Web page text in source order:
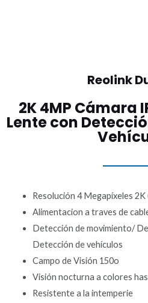
Reolink
2K 4MP Cámara
Lente con
Resolución 4 Megapíxeles
Alimentacion a traves de
Detección de movimiento/
Detección de vehículos
Campo de Visión 150o
Visión nocturna a colores
Resistente a la intemperie